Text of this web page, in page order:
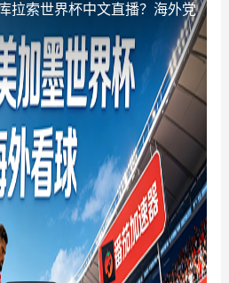
拉索世界杯中文直播？海外党